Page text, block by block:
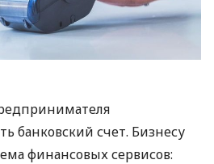
банковский счет. Бизнесу
финансовых сервисов: